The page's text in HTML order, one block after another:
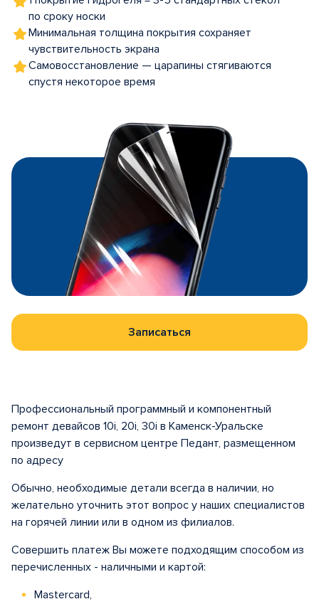
по сроку носки
Минимальная толщина покрытия сохраняет
чувствительность экрана
Самовосстановление — царапины стягиваются
спустя некоторое время
Записаться
Профессиональный программный и компонентный
ремонт девайсов 10i, 20i, 30i в Каменск-Уральске
произведут в сервисном центре Педант, размещенном
по адресу
Обычно, необходимые детали всегда в наличии, но
желательно уточнить этот вопрос у наших специалистов
на горячей линии или в одном из филиалов.
Совершить платеж Вы можете подходящим способом из
перечисленных - наличными и картой:
Mastercard,